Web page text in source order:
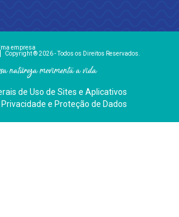
empresa
Copyright ® 2026 - Todos os Direitos Reservados.
natureza movimenta a vida
de Uso de Sites e Aplicativos
e Proteção de Dados